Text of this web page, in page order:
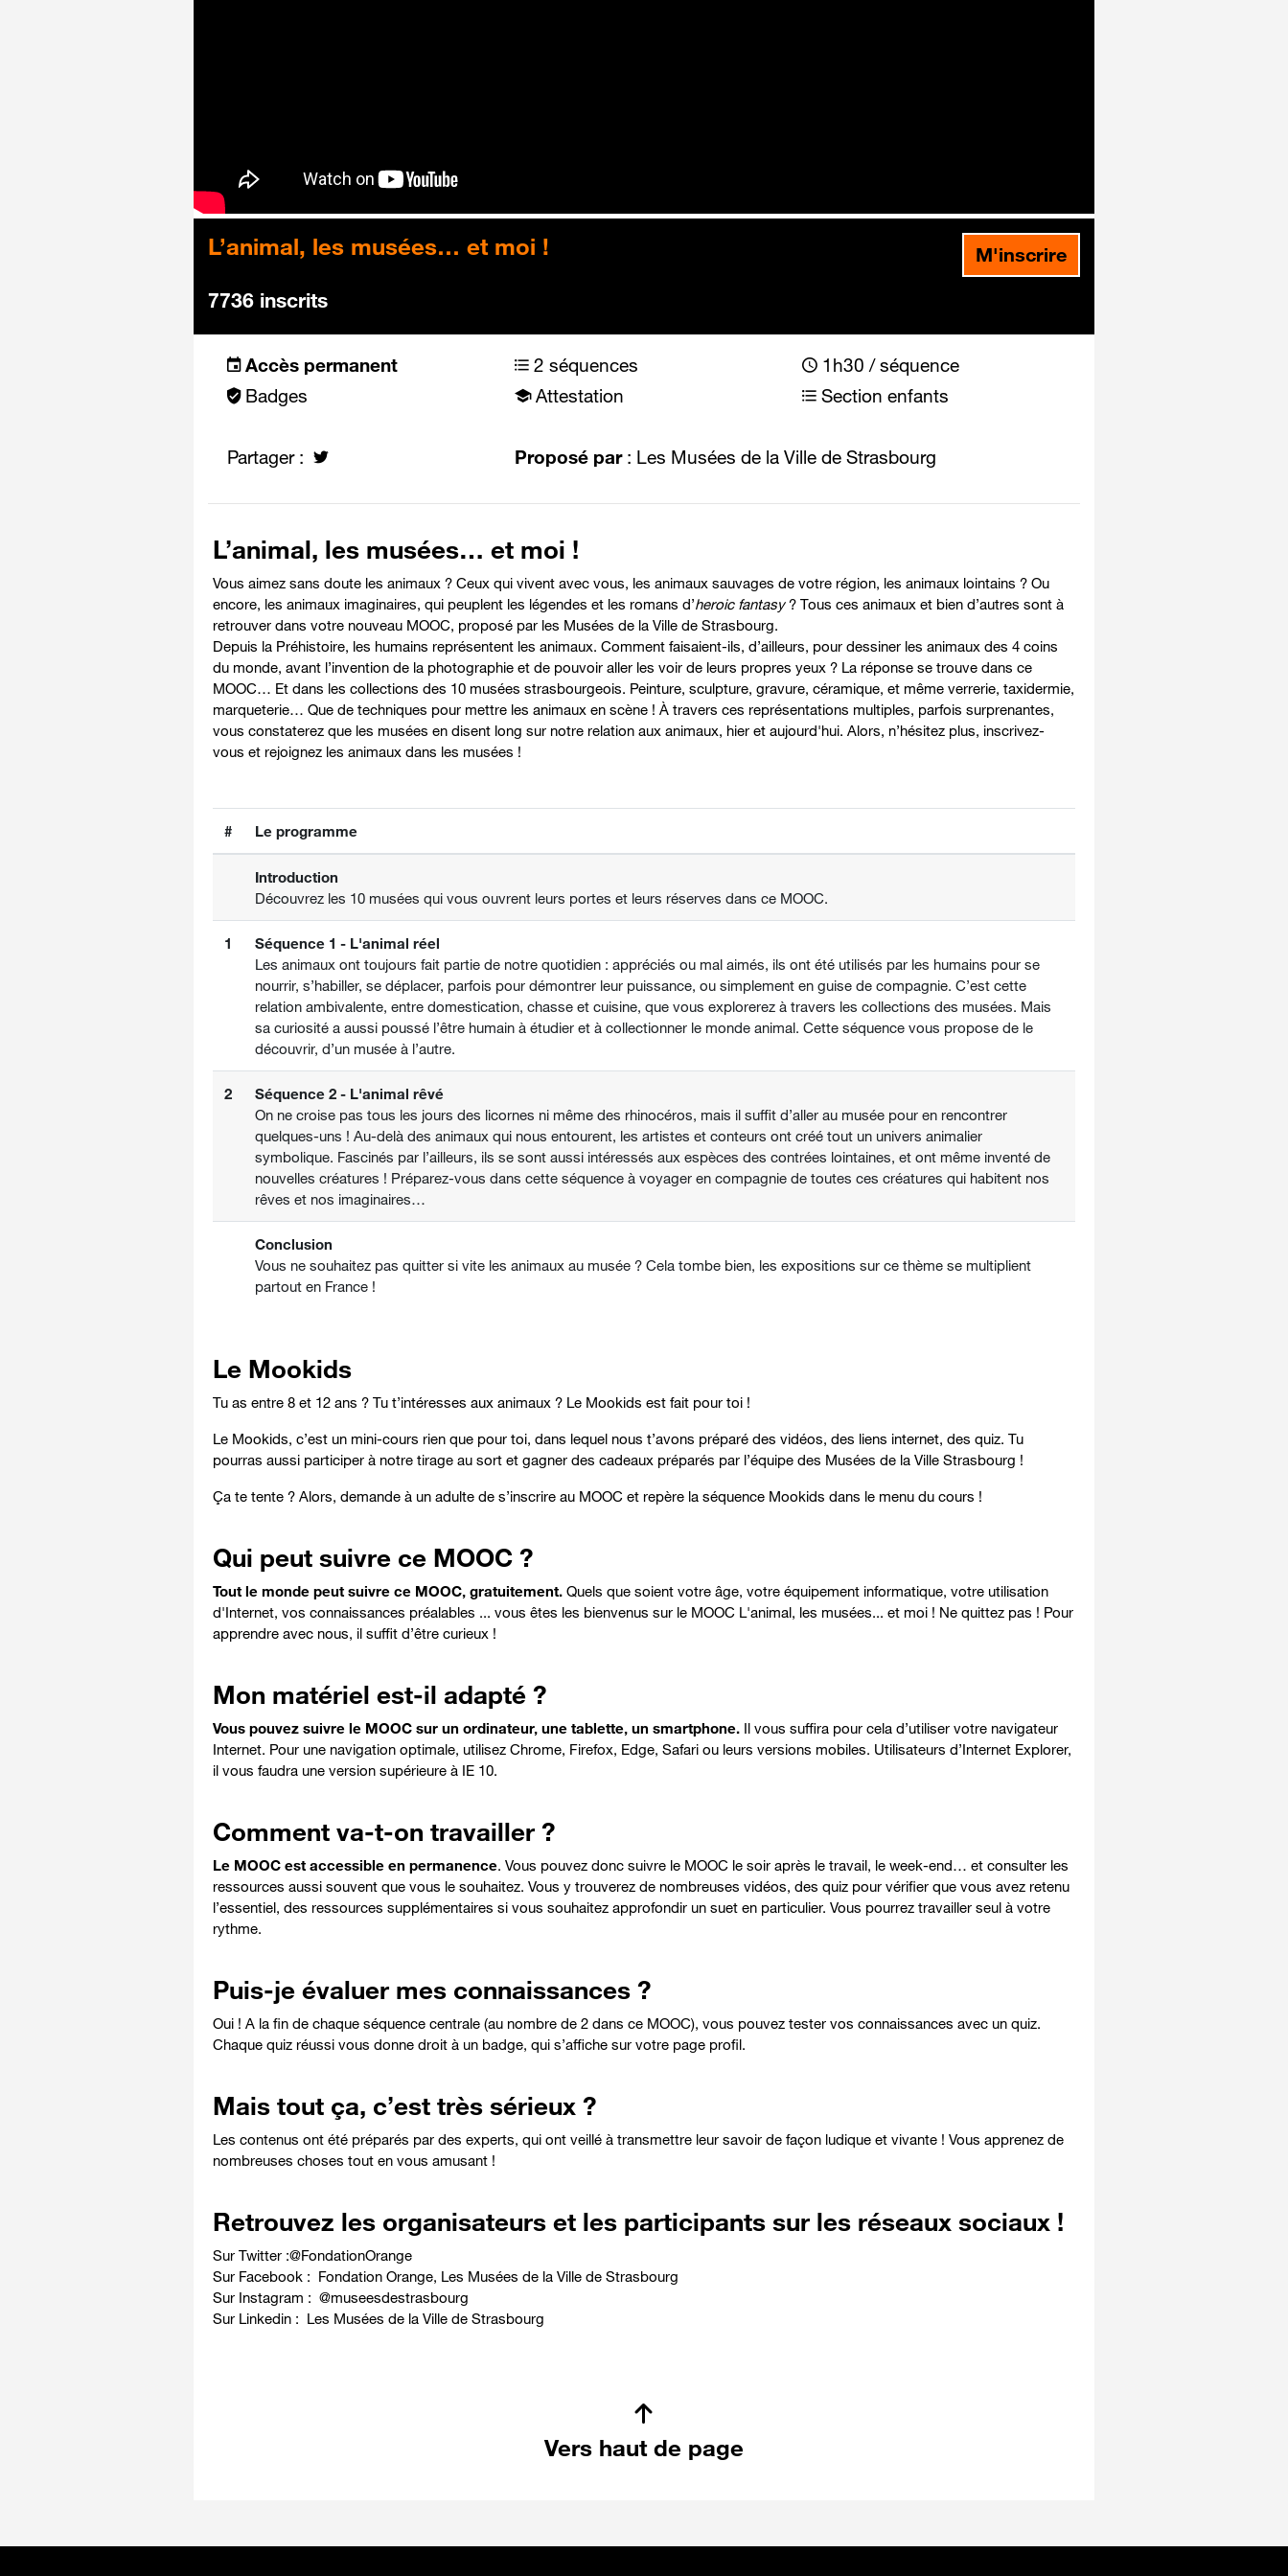
L’animal, les musées… et moi !
7736 inscrits
M'inscrire
Accès permanent
Badges
2 séquences
Attestation
1h30 / séquence
Section enfants
Partager : Proposé par: Les Musées de la Ville de Strasbourg
L’animal, les musées… et moi !
Vous aimez sans doute les animaux ? Ceux qui vivent avec vous, les animaux sauvages de votre région, les animaux lointains ? Ou
encore, les animaux imaginaires, qui peuplent les légendes et les romans d’heroic fantasy? Tous ces animaux et bien d’autres sont à
retrouver dans votre nouveau MOOC, proposé par les Musées de la Ville de Strasbourg.
Depuis la Préhistoire, les humains représentent les animaux. Comment faisaient-ils, d’ailleurs, pour dessiner les animaux des 4 coins
du monde, avant l’invention de la photographie et de pouvoir aller les voir de leurs propres yeux ? La réponse se trouve dans ce
MOOC… Et dans les collections des 10 musées strasbourgeois. Peinture, sculpture, gravure, céramique, et même verrerie, taxidermie,
marqueterie… Que de techniques pour mettre les animaux en scène ! À travers ces représentations multiples, parfois surprenantes,
vous constaterez que les musées en disent long sur notre relation aux animaux, hier et aujourd'hui. Alors, n’hésitez plus, inscrivez-
vous et rejoignez les animaux dans les musées !
# Le programme
Introduction
Découvrez les 10 musées qui vous ouvrent leurs portes et leurs réserves dans ce MOOC.
1
Séquence 1 - L'animal réel
Les animaux ont toujours fait partie de notre quotidien : appréciés ou mal aimés, ils ont été utilisés par les humains pour se
nourrir, s’habiller, se déplacer, parfois pour démontrer leur puissance, ou simplement en guise de compagnie. C’est cette
relation ambivalente, entre domestication, chasse et cuisine, que vous explorerez à travers les collections des musées. Mais
sa curiosité a aussi poussé l’être humain à étudier et à collectionner le monde animal. Cette séquence vous propose de le
découvrir, d’un musée à l’autre.
2
Séquence 2 - L'animal rêvé
On ne croise pas tous les jours des licornes ni même des rhinocéros, mais il suffit d’aller au musée pour en rencontrer
quelques-uns ! Au-delà des animaux qui nous entourent, les artistes et conteurs ont créé tout un univers animalier
symbolique. Fascinés par l’ailleurs, ils se sont aussi intéressés aux espèces des contrées lointaines, et ont même inventé de
nouvelles créatures ! Préparez-vous dans cette séquence à voyager en compagnie de toutes ces créatures qui habitent nos
rêves et nos imaginaires…
Conclusion
Vous ne souhaitez pas quitter si vite les animaux au musée ? Cela tombe bien, les expositions sur ce thème se multiplient
partout en France !
Le Mookids
Tu as entre 8 et 12 ans ? Tu t’intéresses aux animaux ? Le Mookids est fait pour toi !
Le Mookids, c’est un mini-cours rien que pour toi, dans lequel nous t’avons préparé des vidéos, des liens internet, des quiz. Tu
pourras aussi participer à notre tirage au sort et gagner des cadeaux préparés par l’équipe des Musées de la Ville Strasbourg !
Ça te tente ? Alors, demande à un adulte de s’inscrire au MOOC et repère la séquence Mookids dans le menu du cours !
Qui peut suivre ce MOOC ?
Tout le monde peut suivre ce MOOC, gratuitement. Quels que soient votre âge, votre équipement informatique, votre utilisation
d'Internet, vos connaissances préalables ... vous êtes les bienvenus sur le MOOC L'animal, les musées... et moi ! Ne quittez pas ! Pour
apprendre avec nous, il suffit d’être curieux !
Mon matériel est-il adapté ?
Vous pouvez suivre le MOOC sur un ordinateur, une tablette, un smartphone.Il vous suffira pour cela d’utiliser votre navigateur
Internet. Pour une navigation optimale, utilisez Chrome, Firefox, Edge, Safari ou leurs versions mobiles. Utilisateurs d’Internet Explorer,
il vous faudra une version supérieure à IE 10.
Comment va-t-on travailler ?
Le MOOC est accessible en permanence. Vous pouvez donc suivre le MOOC le soir après le travail, le week-end… et consulter les
ressources aussi souvent que vous le souhaitez. Vous y trouverez de nombreuses vidéos, des quiz pour vérifier que vous avez retenu
l’essentiel, des ressources supplémentaires si vous souhaitez approfondir un suet en particulier. Vous pourrez travailler seul à votre
rythme.
Puis-je évaluer mes connaissances ?
Oui ! A la fin de chaque séquence centrale (au nombre de 2 dans ce MOOC), vous pouvez tester vos connaissances avec un quiz.
Chaque quiz réussi vous donne droit à un badge, qui s’affiche sur votre page profil.
Mais tout ça, c’est très sérieux ?
Les contenus ont été préparés par des experts, qui ont veillé à transmettre leur savoir de façon ludique et vivante ! Vous apprenez de
nombreuses choses tout en vous amusant !
Retrouvez les organisateurs et les participants sur les réseaux sociaux !
Sur Twitter :@FondationOrange
Sur Facebook : Fondation Orange, Les Musées de la Ville de Strasbourg
Sur Instagram : @museesdestrasbourg
Sur Linkedin : Les Musées de la Ville de Strasbourg
Vers haut de page